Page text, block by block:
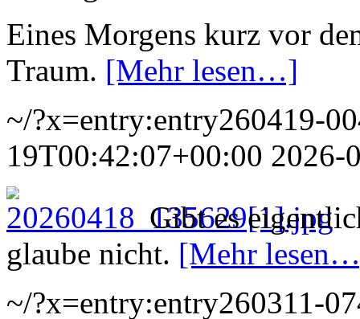
Eines Morgens kurz vor
Traum. [Mehr lesen…]
~/?x=entry:entry260419-
19T00:42:07+00:00 2026-
Gibt es
glaube nicht. [Mehr
~/?x=entry:entry260311-